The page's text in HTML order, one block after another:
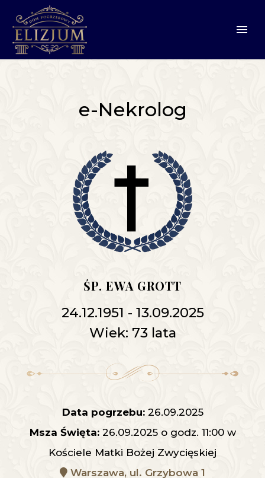
e-Nekrolog
ŚP. EWA GROTT
24.12.1951 - 13.09.2025
Wiek: 73 lata
Data pogrzebu:26.09.2025
Msza Święta:26.09.2025 o godz. 11:00 w
Kościele Matki Bożej Zwycięskiej
Warszawa, ul. Grzybowa 1